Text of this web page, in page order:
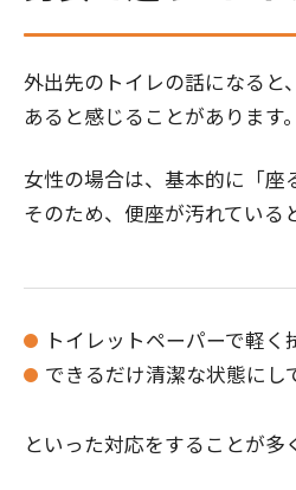
外出先のトイレの話になると
あると感じることがあります。
女性の場合は、基本的に「座
そのため、便座が汚れている
トイレットペーパーで軽く
できるだけ清潔な状態にし
といった対応をすることが多